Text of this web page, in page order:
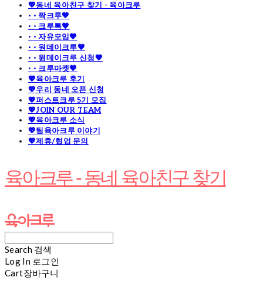
💖동네 육아친구 찾기 - 육아크루
· · 짝크루🧡
· · 크루톡🧡
· · 자유모임🧡
· · 원데이크루🧡
· · 원데이크루 신청🧡
· · 크루마켓🧡
💖육아크루 후기
💖우리 동네 오픈 신청
💖퍼스트크루 5기 모집
💖JOIN OUR TEAM
💖육아크루 소식
💖팀육아크루 이야기
💖제휴/협업 문의
육아크루 - 동네 육아친구 찾기
Search 검색
Log In 로그인
Cart장바구니